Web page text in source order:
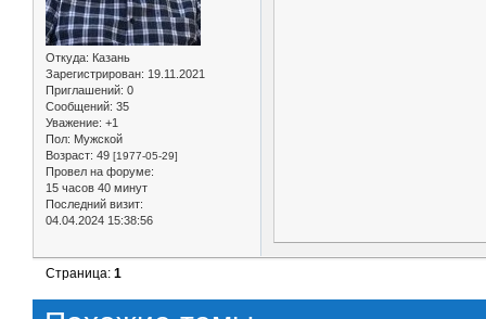
Откуда: Казань
Зарегистрирован: 19.11.2021
Приглашений: 0
Сообщений: 35
Уважение: +1
Пол: Мужской
Возраст: 49 [1977-05-29]
Провел на форуме:
15 часов 40 минут
Последний визит:
04.04.2024 15:38:56
Страница:1